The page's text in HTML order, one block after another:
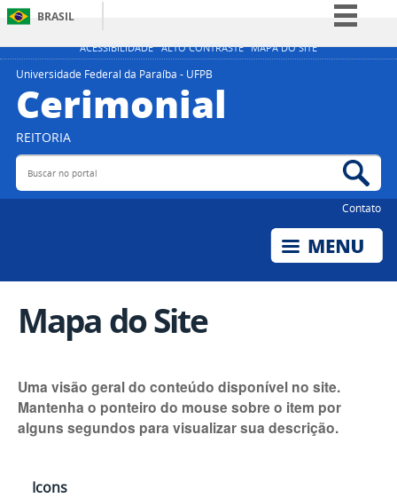
ACESSIBILIDADE ALTO CONTRASTE MAPA DO SITE
BRASIL
Simplifique!
Legislação
Universidade Federal da Paraíba - UFPB
Cerimonial
REITORIA
Buscar no portal
Contato
Mapa do Site
Uma visão geral do conteúdo disponível no site.
Mantenha o ponteiro do mouse sobre o item por
alguns segundos para visualizar sua descrição.
Icons